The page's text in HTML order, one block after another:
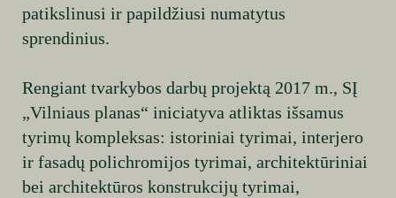
patikslinusi ir papildžiusi numatytus
sprendinius.
Rengiant tvarkybos darbų projektą 2017 m., SĮ
„Vilniaus planas“ iniciatyva atliktas išsamus
tyrimų kompleksas: istoriniai tyrimai, interjero
ir fasadų polichromijos tyrimai, architektūriniai
bei architektūros konstrukcijų tyrimai,